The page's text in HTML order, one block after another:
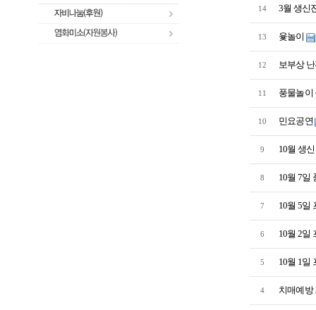
14 3월 생신
13 윷놀이
12 보부상
11 풍물놀이
10 민요공연
9 10월 생
8 10월 7일
7 10월 5일
6 10월 2일
5 10월 1일
4 치매예방